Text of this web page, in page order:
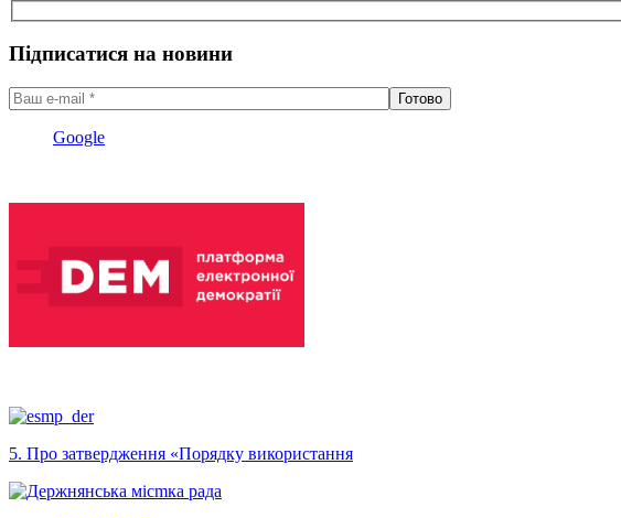
Підписатися на новини
Google
5. Про затвердження «Порядку використання